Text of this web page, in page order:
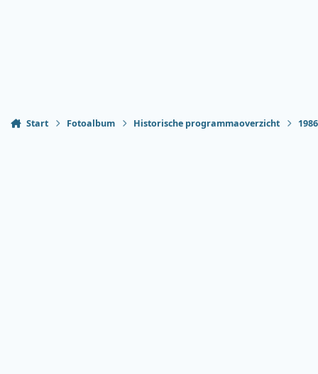
Start Fotoalbum Historische programmaoverzicht 1986